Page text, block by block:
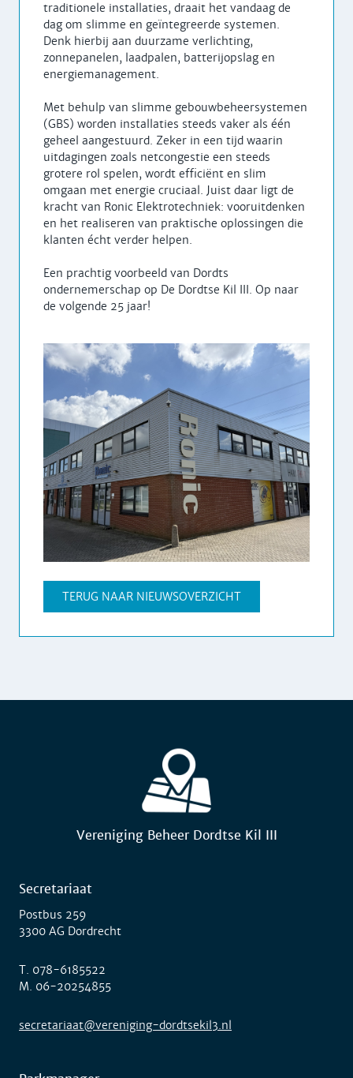
traditionele installaties, draait het vandaag de
dag om slimme en geïntegreerde systemen.
Denk hierbij aan duurzame verlichting,
zonnepanelen, laadpalen, batterijopslag en
energiemanagement.
Met behulp van slimme gebouwbeheersystemen
(GBS) worden installaties steeds vaker als één
geheel aangestuurd. Zeker in een tijd waarin
uitdagingen zoals netcongestie een steeds
grotere rol spelen, wordt efficiënt en slim
omgaan met energie cruciaal. Juist daar ligt de
kracht van Ronic Elektrotechniek: vooruitdenken
en het realiseren van praktische oplossingen die
klanten écht verder helpen.
Een prachtig voorbeeld van Dordts
ondernemerschap op De Dordtse Kil III. Op naar
de volgende 25 jaar!
TERUG NAAR NIEUWSOVERZICHT
Vereniging Beheer Dordtse Kil III
Secretariaat
Postbus 259
3300 AG Dordrecht
T. 078-6185522
M. 06-20254855
secretariaat@vereniging-dordtsekil3.nl